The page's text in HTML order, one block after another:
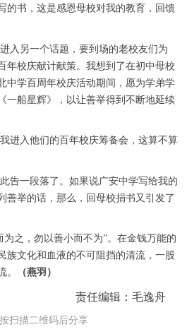
的书，这是感恩母校对我的教育，回馈
入另一个话题，要到场的老校友们为
年校庆献计献策。我想到了在初中母校
中学百周年校庆活动期间，愿为学弟学
一船星辉》，以让善举得到不断地延续
进入他们的百年校庆筹备会，这算不算
告一段落了。如果说广安中学写给我的
善举的话，那么，回母校捐书又引发了
为之，勿以善小而不为”。在金钱万能的
族文化和血液的不可阻挡的清流，一股
。
（燕羽）
责任编辑：毛逸舟
扫描二维码后分享